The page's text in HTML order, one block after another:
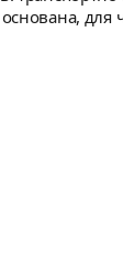
для